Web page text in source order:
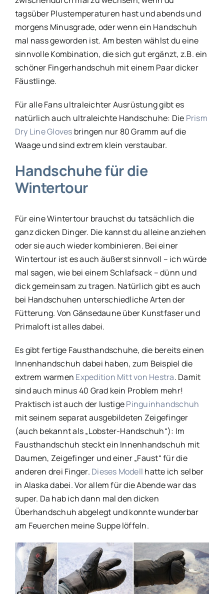
tagsüber Plustemperaturen hast und abends und
morgens Minusgrade, oder wenn ein Handschuh
mal nass geworden ist. Am besten wählst du eine
sinnvolle Kombination, die sich gut ergänzt, z.B. ein
schöner Fingerhandschuh mit einem Paar dicker
Fäustlinge.
Für alle Fans ultraleichter Ausrüstung gibt es
natürlich auch ultraleichte Handschuhe: Die Prism
Dry Line Gloves bringen nur 80 Gramm auf die
Waage und sind extrem klein verstaubar.
Handschuhe für die
Wintertour
Für eine Wintertour brauchst du tatsächlich die
ganz dicken Dinger. Die kannst du alleine anziehen
oder sie auch wieder kombinieren. Bei einer
Wintertour ist es auch äußerst sinnvoll – ich würde
mal sagen, wie bei einem Schlafsack – dünn und
dick gemeinsam zu tragen. Natürlich gibt es auch
bei Handschuhen unterschiedliche Arten der
Fütterung. Von Gänsedaune über Kunstfaser und
Primaloft ist alles dabei.
Es gibt fertige Fausthandschuhe, die bereits einen
Innenhandschuh dabei haben, zum Beispiel die
extrem warmen Expedition Mitt von Hestra. Damit
sind auch minus 40 Grad kein Problem mehr!
Praktisch ist auch der lustigePinguinhandschuh
mit seinem separat ausgebildeten Zeigefinger
(auch bekannt als „Lobster-Handschuh“): Im
Fausthandschuh steckt ein Innenhandschuh mit
Daumen, Zeigefinger und einer „Faust“ für die
anderen drei Finger. Dieses Modell hatte ich selber
in Alaska dabei. Vor allem für die Abende war das
super. Da hab ich dann mal den dicken
Überhandschuh abgelegt und konnte wunderbar
am Feuerchen meine Suppe löffeln.